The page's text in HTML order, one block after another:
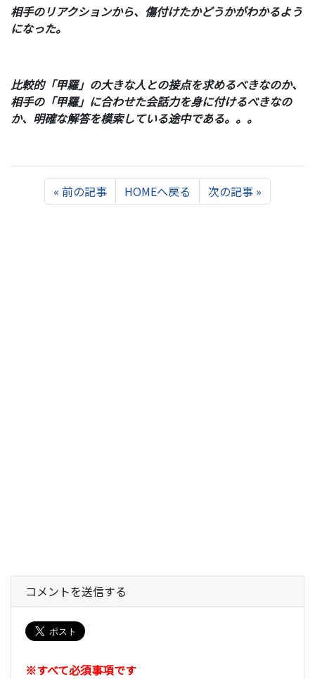
相手のリアクションから、傷付けたかどうかがわかるよう
になった。
比較的「甲羅」の大きな人との接点を求めるべきなのか、
相手の「甲羅」に合わせた会話力を身に付けるべきなの
か、明確な解答を模索している途中である。。。
« Previous
前の記事 HOMEへ戻る 次の記事 »
コメントを送信する
※すべて必須事項です